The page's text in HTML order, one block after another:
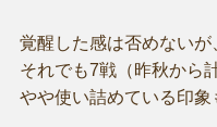
覚醒した感は否めないが
それでも7戦（昨秋から
やや使い詰めている印象